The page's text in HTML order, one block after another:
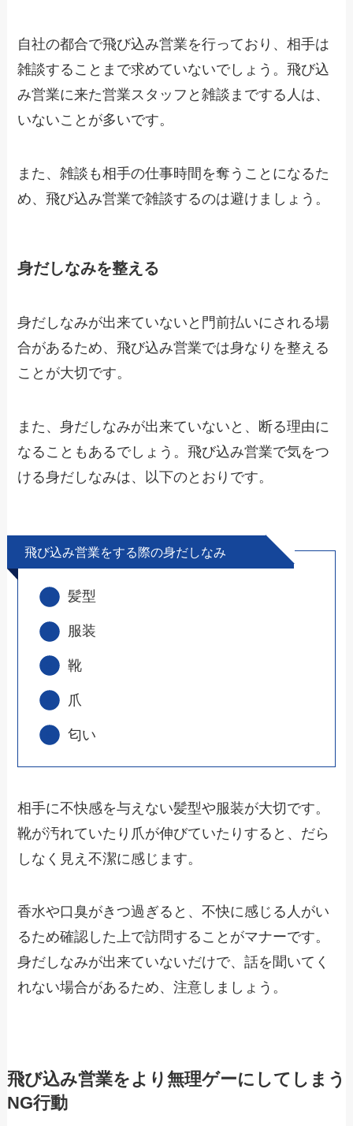
自社の都合で飛び込み営業を行っており、相手は
雑談することまで求めていないでしょう。飛び込
み営業に来た営業スタッフと雑談までする人は、
いないことが多いです。
また、雑談も相手の仕事時間を奪うことになるた
め、飛び込み営業で雑談するのは避けましょう。
身だしなみを整える
身だしなみが出来ていないと門前払いにされる場
合があるため、飛び込み営業では身なりを整える
ことが大切です。
また、身だしなみが出来ていないと、断る理由に
なることもあるでしょう。飛び込み営業で気をつ
ける身だしなみは、以下のとおりです。
飛び込み営業をする際の身だしなみ
髪型
服装
靴
爪
匂い
相手に不快感を与えない髪型や服装が大切です。
靴が汚れていたり爪が伸びていたりすると、だら
しなく見え不潔に感じます。
香水や口臭がきつ過ぎると、不快に感じる人がい
るため確認した上で訪問することがマナーです。
身だしなみが出来ていないだけで、話を聞いてく
れない場合があるため、注意しましょう。
飛び込み営業をより無理ゲーにしてしまう
NG行動